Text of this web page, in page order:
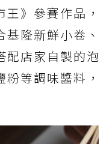
王》參賽作品，
隆新鮮小卷、
配店家自製的泡
等調味醬料，